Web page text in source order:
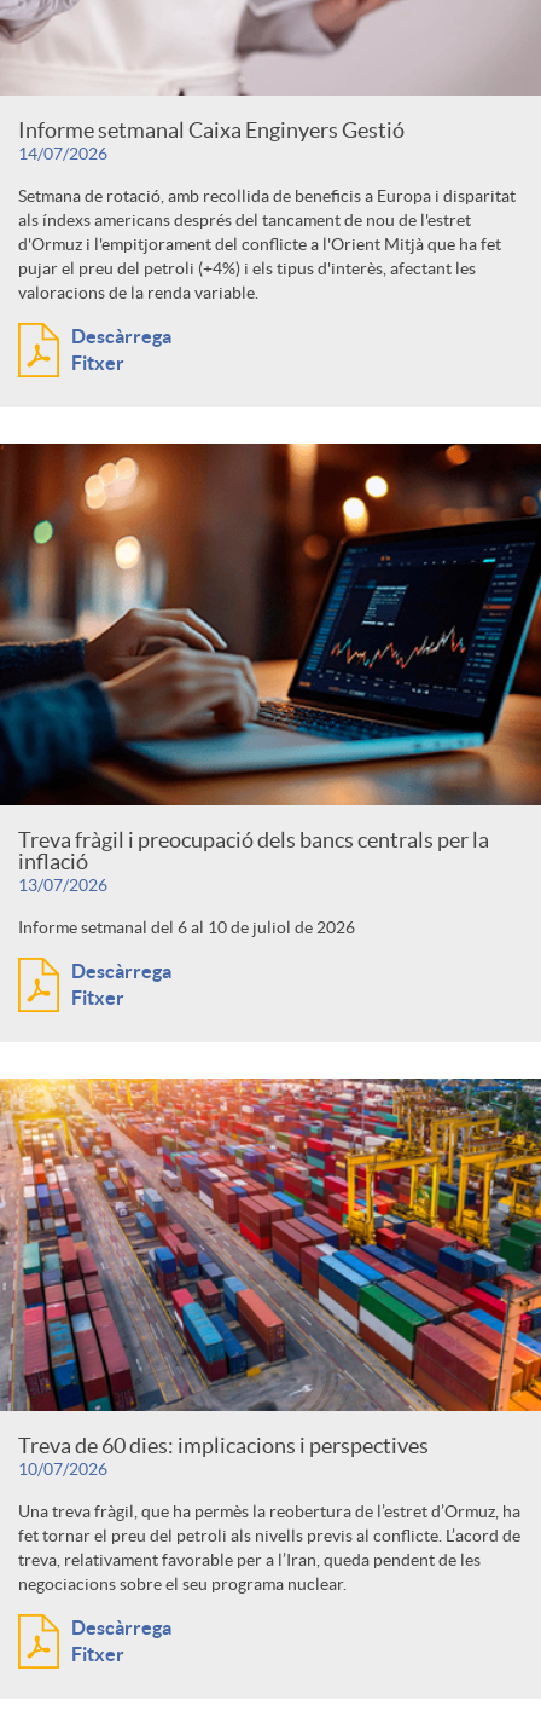
Informe setmanal Caixa Enginyers Gestió
14/07/2026
Setmana de rotació, amb recollida de beneficis a Europa i disparitat
als índexs americans després del tancament de nou de l'estret
d'Ormuz i l'empitjorament del conflicte a l'Orient Mitjà que ha fet
pujar el preu del petroli (+4%) i els tipus d'interès, afectant les
valoracions de la renda variable.
Descàrrega
Fitxer
Treva fràgil i preocupació dels bancs centrals per la
inflació
13/07/2026
Informe setmanal del 6 al 10 de juliol de 2026
Descàrrega
Fitxer
Treva de 60 dies: implicacions i perspectives
10/07/2026
Una treva fràgil, que ha permès la reobertura de l’estret d’Ormuz, ha
fet tornar el preu del petroli als nivells previs al conflicte. L’acord de
treva, relativament favorable per a l’Iran, queda pendent de les
negociacions sobre el seu programa nuclear.
Descàrrega
Fitxer